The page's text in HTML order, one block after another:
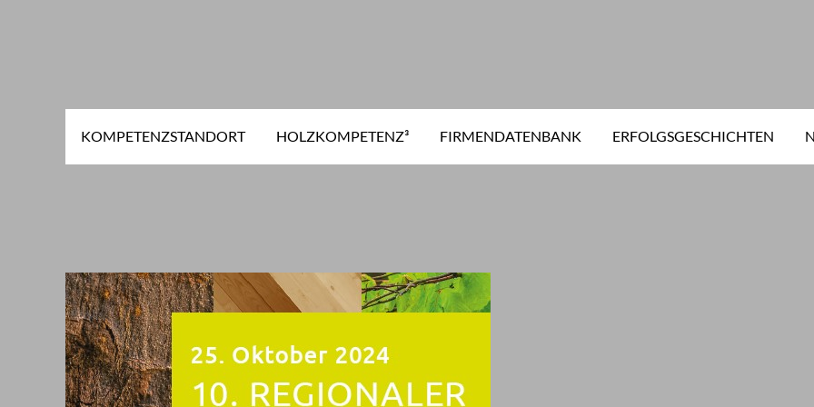
KOMPETENZSTANDORT HOLZKOMPETENZ³ FIRMENDATENBANK ERFOLGSGESCHICHTEN